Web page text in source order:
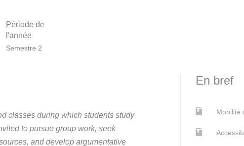
Période de
l'année
Semestre 2
classes during which students study
to pursue group work, seek
and develop argumentative
En bref
Mobilité